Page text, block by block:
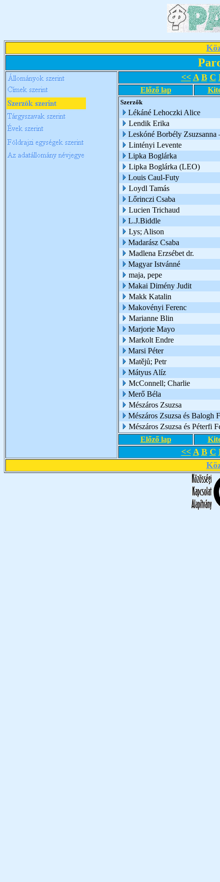
<< A B C
Előző lap
Szerzők
Lékáné Lehoczki Alice
Lendik Erika
Leskóné Borbély Zsuzsanna
Lintényi Levente
Lipka Boglárka
Lipka Boglárka (LEO)
Louis Caul-Futy
Loydl Tamás
Lőrinczi Csaba
Lucien Trichaud
L.J.Biddle
Lys; Alison
Madarász Csaba
Madlena Erzsébet dr.
Magyar Istvánné
maja, pepe
Makai Dimény Judit
Makk Katalin
Makovényi Ferenc
Marianne Blin
Marjorie Mayo
Markolt Endre
Marsi Péter
Matějů; Petr
Mátyus Alíz
McConnell; Charlie
Merő Béla
Mészáros Zsuzsa
Mészáros Zsuzsa és Balogh
Mészáros Zsuzsa és Péterfi
Előző lap
<< A B C